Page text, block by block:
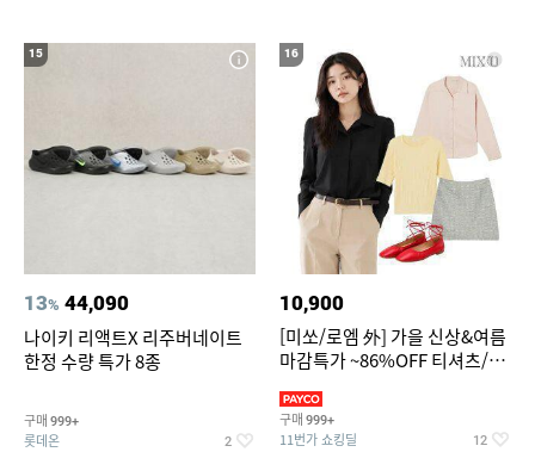
15
13% 44,090
나이키 리액트X 리주버네이트
한정 수량 특가 8종
구매 999+
롯데온 2
16
10,900
[미쏘/로엠 外] 가을 신상&여름
마감특가 ~86%OFF 티셔츠/슬
구매 999+
11번가 쇼킹딜 12